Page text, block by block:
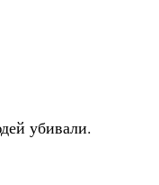
убивали.